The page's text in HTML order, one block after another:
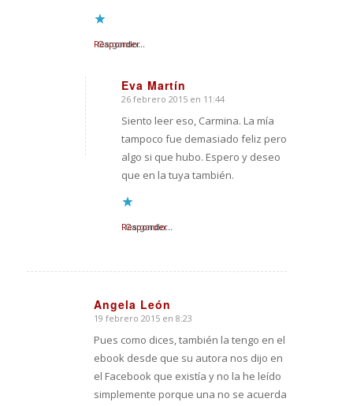
Cargando...
Responder
Eva Martín
Dice:
26 febrero 2015 en 11:44
Siento leer eso, Carmina. La mía
tampoco fue demasiado feliz pero
algo si que hubo. Espero y deseo
que en la tuya también.
Cargando...
Responder
Angela León
Dice:
19 febrero 2015 en 8:23
Pues como dices, también la tengo en el
ebook desde que su autora nos dijo en
el Facebook que existía y no la he leído
simplemente porque una no se acuerda